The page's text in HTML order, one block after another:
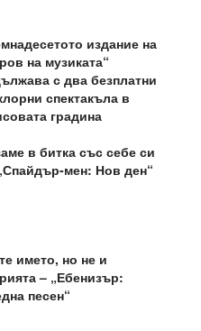
издание на
на музиката“
с два безплатни
спектакъла в
градина
в битка със себе си
мен: Нов ден“
името, но не и
– „Ебенизър:
песен“